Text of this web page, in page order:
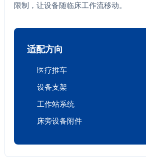
限制，让设备随临床工作流移动。
适配方向
医疗推车
设备支架
工作站系统
床旁设备附件